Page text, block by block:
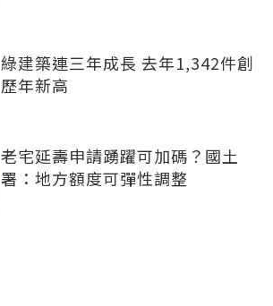
綠建築連三年成長 去年1,342件創
歷年新高
老宅延壽申請踴躍可加碼？國土
署：地方額度可彈性調整